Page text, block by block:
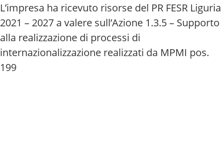
L’impresa ha ricevuto risorse del PR FESR Liguria
2021 – 2027 a valere sull’Azione 1.3.5 – Supporto
alla realizzazione di processi di
internazionalizzazione realizzati da MPMI pos.
199